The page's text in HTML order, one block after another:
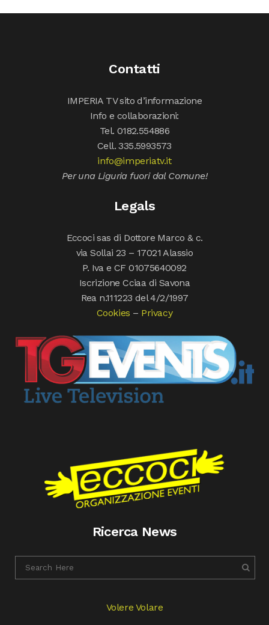
Contatti
IMPERIA TV sito d’informazione
Info e collaborazioni:
Tel. 0182.554886
Cell. 335.5993573
info@imperiatv.it
Per una Liguria fuori dal Comune!
Legals
Eccoci sas di Dottore Marco & c.
via Sollai 23 – 17021 Alassio
P. Iva e CF 01075640092
Iscrizione Cciaa di Savona
Rea n.111223 del 4/2/1997
Cookies – Privacy
Ricerca News
Volere Volare